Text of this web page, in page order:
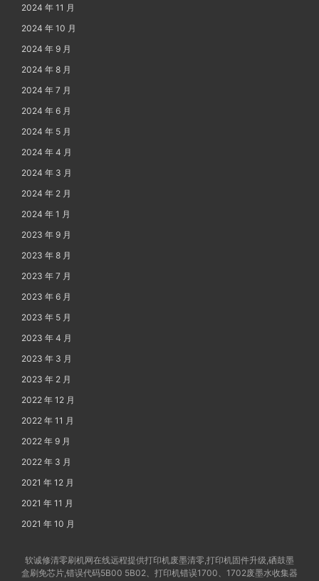
2024 年 11 月
2024 年 10 月
2024 年 9 月
2024 年 8 月
2024 年 7 月
2024 年 6 月
2024 年 5 月
2024 年 4 月
2024 年 3 月
2024 年 2 月
2024 年 1 月
2023 年 9 月
2023 年 8 月
2023 年 7 月
2023 年 6 月
2023 年 5 月
2023 年 4 月
2023 年 3 月
2023 年 2 月
2022 年 12 月
2022 年 11 月
2022 年 9 月
2022 年 3 月
2021 年 12 月
2021 年 11 月
2021 年 10 月
软诚修清零刷机网在线远程提供打印机废墨清零,打印机固件升级,硒鼓墨
盒刷免芯片,错误代码5B00 5B02、打印机错误1700、1702废墨水收集器